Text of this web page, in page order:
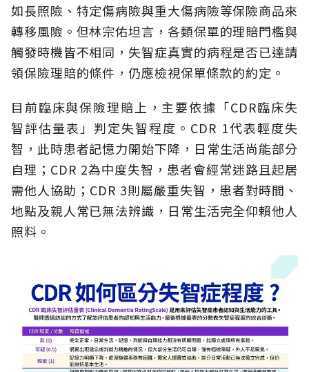
如長照險、特定傷病險與重大傷病險等保險商品來
轉移風險。但林宗佑坦言，各類保單的理賠門檻與
觸發時機皆不相同，失智症真實的病程是否已達請
領保險理賠的條件，仍應檢視保單條款的約定。
目前臨床與保險理賠上，主要依據「CDR臨床失
智評估量表」判定失智程度。CDR 1代表輕度失
智，此時患者記憶力開始下降，日常生活尚能部分
自理；CDR 2為中度失智，患者會經常迷路且起居
需他人協助；CDR 3則屬嚴重失智，患者對時間、
地點及親人常已無法辨識，日常生活完全仰賴他人
照料。